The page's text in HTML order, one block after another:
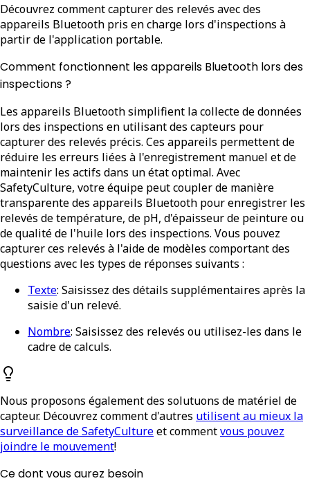
Découvrez comment capturer des relevés avec des
appareils Bluetooth pris en charge lors d'inspections à
partir de l'application portable.
Comment fonctionnent les appareils Bluetooth lors des
inspections ?
Les appareils Bluetooth simplifient la collecte de données
lors des inspections en utilisant des capteurs pour
capturer des relevés précis. Ces appareils permettent de
réduire les erreurs liées à l'enregistrement manuel et de
maintenir les actifs dans un état optimal. Avec
SafetyCulture, votre équipe peut coupler de manière
transparente des appareils Bluetooth pour enregistrer les
relevés de température, de pH, d'épaisseur de peinture ou
de qualité de l'huile lors des inspections. Vous pouvez
capturer ces relevés à l'aide de modèles comportant des
questions avec les types de réponses suivants :
Texte: Saisissez des détails supplémentaires après la
saisie d'un relevé.
Nombre: Saisissez des relevés ou utilisez-les dans le
cadre de calculs.
Nous proposons également des solutuons de matériel de
capteur. Découvrez comment d'autres utilisent au mieux la
surveillance de SafetyCultureet commentvous pouvez
joindre le mouvement!
Ce dont vous aurez besoin